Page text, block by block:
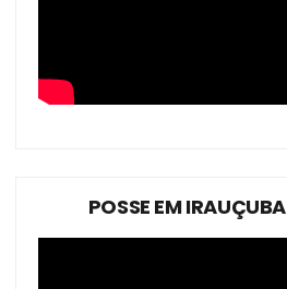
POSSE EM IRAUÇUBA